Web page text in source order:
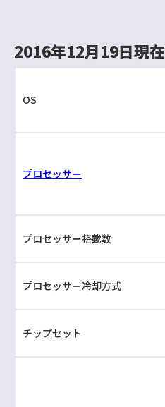
2016年12月19日現在
OS
プロセッサー
プロセッサー搭載数
プロセッサー冷却方式
チップセット